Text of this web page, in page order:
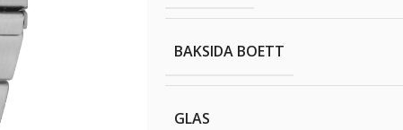
BAKSIDA BOETT
GLAS